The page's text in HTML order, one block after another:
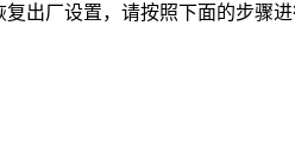
出厂设置，请按照下面的步骤